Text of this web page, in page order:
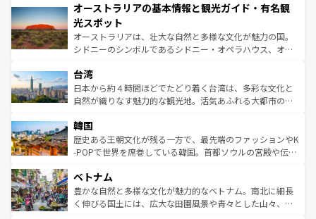
部のニューオーリンズでは、音楽と美食が融合した独特の
文化が魅力。旅行者はアメリカの各地域で異なる魅力を楽
しみながら、その多様性と豊かな歴史を感じることができ
るだろう。車でのロードトリップや列車の旅も、アメリカ
情報は
ワイ島は見逃せない。また、定番の観光地といえばオアフ
島だが、静かな自然を求めるならマウイ島やカウアイ島が
おすすめ。エメラルドグリーンに輝く海をはじめ、豊かな
文化や歴史が息づいている。「アロハスピリット」と呼ば
人々、おいしいローカルフードやハワイアンミュージッ
ク、伝統的なフラダンスなど、すべてがハワイの魅力を彩
っている。訪れるたびに新しい発見と感動が待っているハ
はコンテンツ一覧
オーストラリアの基本情報と観光ガイド・有名観
光スポット
オーストラリアは、壮大な自然と多様な文化が魅力の国。
シドニーのシンボルであるシドニー・オペラハウス、オー
リアリーフや大陸中央部にそびえるウルル（エアーズロッ
ク）、タスマニアの美しい原生林やケアンズの熱帯雨林な
ど、見どころがたくさん。また、カフェやワイン、オージ
いる。アクティビティも充実しており、サーフィンやダイ
ビング、ハイキングなど、アウトドア好きにはたまらな
い。オーストラリアの多彩な魅力を存分に味わいつくそ
参照してほしい。
台湾
日本から約４時間ほどでたどり着く台湾は、多彩な文化と
自然が織りなす魅力的な観光地。活気あふれる大都市の台
ン）、静ひつな山岳地帯である台湾東部など、都市の喧騒
と山間の静けさが共存しており、訪れる人に新しい発見と
驚きをもたらしてくれる。また、奥深い台湾の食文化も魅
容にもいいと評判のスイーツなど、バラエティ豊かな料理
が味わえる。 なお、新着の台湾情報は コンテンツ一覧を参
照してほしい。
韓国
歴史ある王朝文化が残る一方で、最先端のファッションやK
-POPで世界を席巻している韓国。首都ソウルの宮殿や伝統
き、地方に足を延ばせば四季折々の自然美を楽しむことが
できる。そして、キムチや焼肉、絶品のストリートフード
まで、さまざまな韓国料理が待っている。夜には、韓国な
ベトナム
豊かな自然と多様な文化が魅力的なベトナム。南北に細長
く伸びる国土には、広大な田園風景や青々とした山々、世